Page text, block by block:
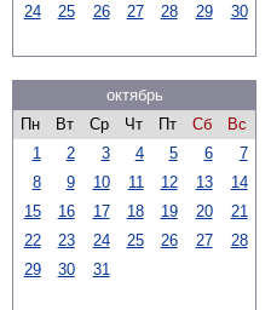
24
25 26 27 28 29 30
октябрь
Пн
Вт Ср Чт Пт Сб
Вс
1
2 3 4 5 6
7
8
9 10 11 12 13
14
15
16 17 18 19 20
21
22
23 24 25 26 27
28
29
30 31